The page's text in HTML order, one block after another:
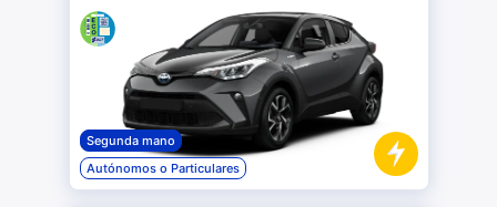
Segunda mano
Autónomos o Particulares